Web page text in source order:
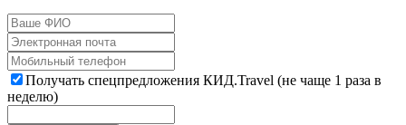
Получать спецпредложения КИД.Travel (не чаще 1 раза в
неделю)